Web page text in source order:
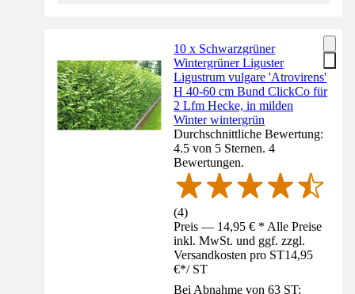
10 x Schwarzgrüner
Wintergrüner Liguster
Ligustrum vulgare 'Atrovirens'
H 40-60 cm Bund ClickCo für
2 Lfm Hecke, in milden
Winter wintergrün
Durchschnittliche Bewertung:
4.5 von 5 Sternen. 4
Bewertungen.
(4)
Preis — 14,95 € * Alle Preise
inkl. MwSt. und ggf. zzgl.
Versandkosten pro ST14,95
€*/ ST
Bei Abnahme von 63 ST: